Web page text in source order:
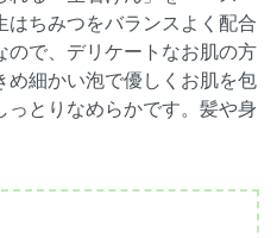
ちみつをバランスよく配合
ので、デリケートなお肌の方
め細かい泡で優しくお肌を包
とりなめらかです。髪や身